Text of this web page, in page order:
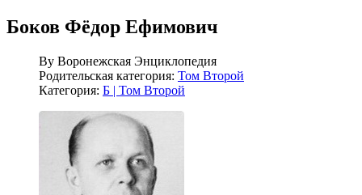
Боков Фёдор Ефимович
By Воронежская Энциклопедия
Родительская категория: Том Второй
Категория: Б | Том Второй